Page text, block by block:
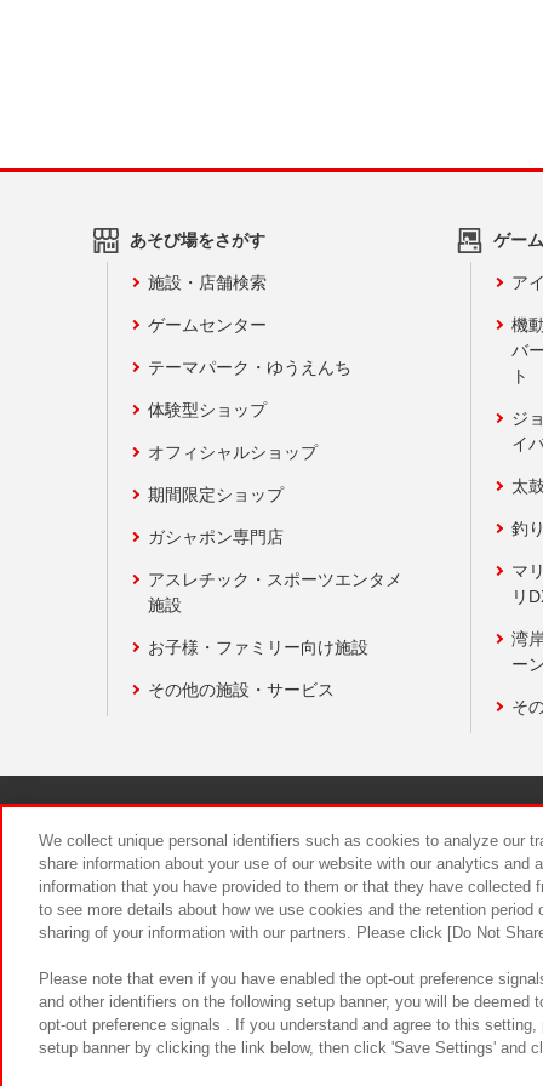
あそび場をさがす
施設・店舗検索
ゲームセンター
テーマパーク・ゆうえんち
体験型ショップ
オフィシャルショップ
期間限定ショップ
ガシャポン専門店
アスレチック・スポーツエンタメ
施設
お子様・ファミリー向け施設
その他の施設・サービス
ゲー
ア
機
バ
ト
ジ
イ
太
釣
マ
リ
湾
ー
そ
食品のご
We collect unique personal identifiers such as cookies to analyze our
share information about your use of our website with our analytics and
information that you have provided to them or that they have
to see more details about how we use cookies and the retention
sharing of your information with our partners. Please click [Do Not
Please note that even if you have enabled the opt-out preference
and other identifiers on the following setup banner, you will be
opt-out preference signals . If you understand and agree to this
setup banner by clicking the link below, then click 'Save Settings' and